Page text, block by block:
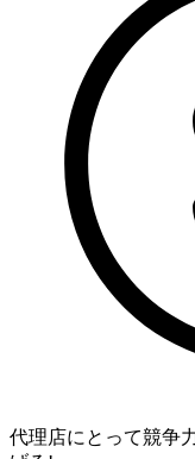
代理店にとって競争